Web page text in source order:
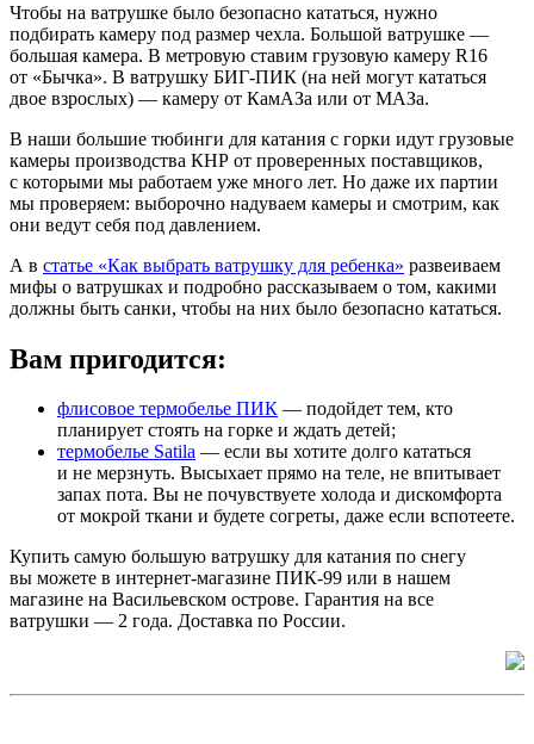
Чтобы на ватрушке было безопасно кататься, нужно
подбирать камеру под размер чехла. Большой ватрушке —
большая камера. В метровую ставим грузовую камеру R16
от «Бычка». В ватрушку БИГ-ПИК (на ней могут кататься
двое взрослых) — камеру от КамАЗа или от МАЗа.
В наши большие тюбинги для катания с горки идут грузовые
камеры производства КНР от проверенных поставщиков,
с которыми мы работаем уже много лет. Но даже их партии
мы проверяем: выборочно надуваем камеры и смотрим, как
они ведут себя под давлением.
А в статье «Как выбрать ватрушку для ребенка» развеиваем
мифы о ватрушках и подробно рассказываем о том, какими
должны быть санки, чтобы на них было безопасно кататься.
Вам пригодится:
флисовое термобелье ПИК — подойдет тем, кто
планирует стоять на горке и ждать детей;
термобелье Satila — если вы хотите долго кататься
и не мерзнуть. Высыхает прямо на теле, не впитывает
запах пота. Вы не почувствуете холода и дискомфорта
от мокрой ткани и будете согреты, даже если вспотеете.
Купить самую большую ватрушку для катания по снегу
вы можете в интернет-магазине ПИК-99 или в нашем
магазине на Васильевском острове. Гарантия на все
ватрушки — 2 года. Доставка по России.